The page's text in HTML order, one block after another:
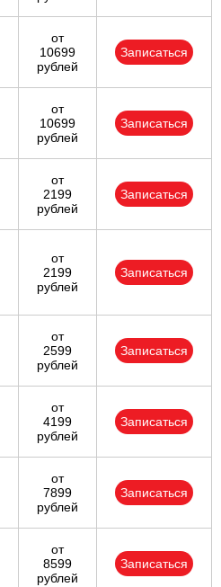
от
10699
рублей
Записаться
от
10699
рублей
Записаться
от
2199
рублей
Записаться
от
2199
рублей
Записаться
от
2599
рублей
Записаться
от
4199
рублей
Записаться
от
7899
рублей
Записаться
от
8599
рублей
Записаться